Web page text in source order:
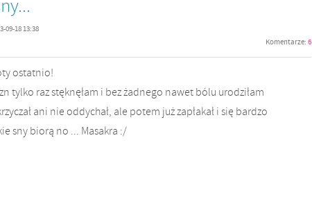
09-18 13:38
Komentarze: 6
ostatnio!
tylko raz stęknęłam i bez żadnego nawet bólu urodziłam
ani nie oddychał, ale potem już zapłakał i się bardzo
sny biorą no ... Masakra :/